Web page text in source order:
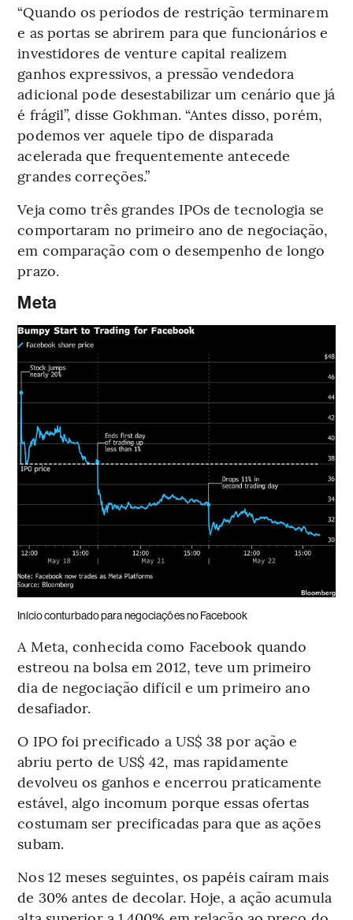
“Quando os períodos de restrição terminarem
e as portas se abrirem para que funcionários e
investidores de venture capital realizem
ganhos expressivos, a pressão vendedora
adicional pode desestabilizar um cenário que já
é frágil”, disse Gokhman. “Antes disso, porém,
podemos ver aquele tipo de disparada
acelerada que frequentemente antecede
grandes correções.”
Veja como três grandes IPOs de tecnologia se
comportaram no primeiro ano de negociação,
em comparação com o desempenho de longo
prazo.
Meta
Início conturbado para negociações no Facebook
A Meta, conhecida como Facebook quando
estreou na bolsa em 2012, teve um primeiro
dia de negociação difícil e um primeiro ano
desafiador.
O IPO foi precificado a US$ 38 por ação e
abriu perto de US$ 42, mas rapidamente
devolveu os ganhos e encerrou praticamente
estável, algo incomum porque essas ofertas
costumam ser precificadas para que as ações
subam.
Nos 12 meses seguintes, os papéis caíram mais
de 30% antes de decolar. Hoje, a ação acumula